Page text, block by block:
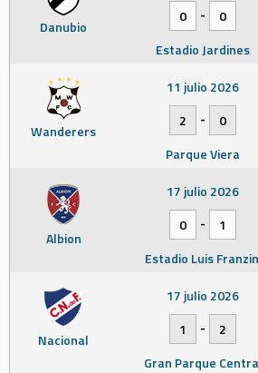
Danubio
0
-
0
Estadio Jardines
Wanderers
11 julio 2026
2
-
0
Parque Viera
Albion
17 julio 2026
0
-
1
Estadio Luis
Nacional
17 julio 2026
1
-
2
Gran Parque